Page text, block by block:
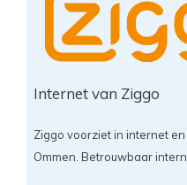
Internet van Ziggo
Ziggo voorziet in internet
Ommen. Betrouwbaar